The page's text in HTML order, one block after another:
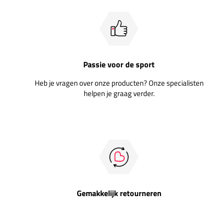
Passie voor de sport
Heb je vragen over onze producten? Onze specialisten
helpen je graag verder.
Gemakkelijk retourneren